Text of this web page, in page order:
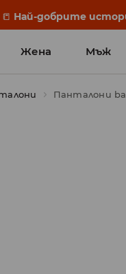
📒 Най-добрите
Жена Мъж
Панталони